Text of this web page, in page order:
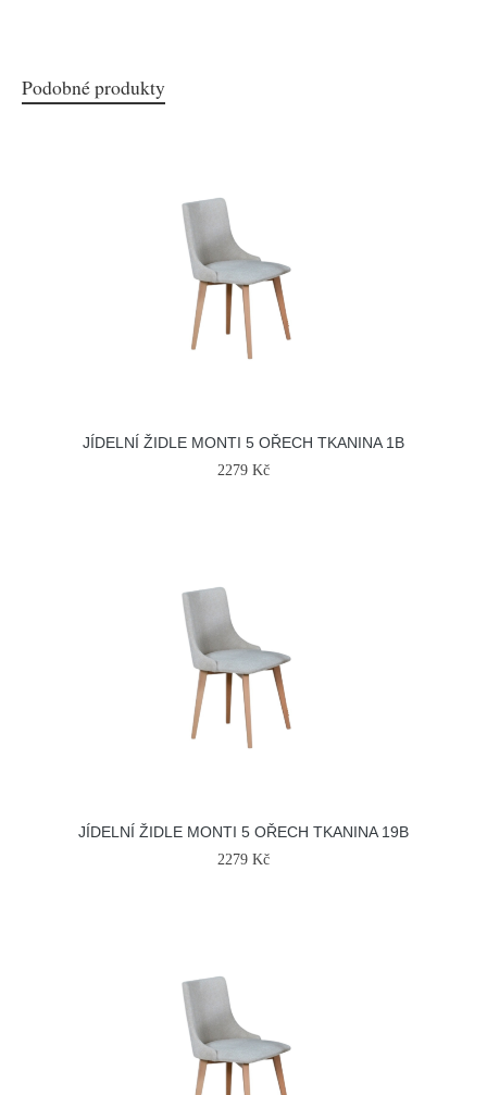
Podobné produkty
JÍDELNÍ ŽIDLE MONTI 5 OŘECH TKANINA 1B
2279 Kč
JÍDELNÍ ŽIDLE MONTI 5 OŘECH TKANINA 19B
2279 Kč